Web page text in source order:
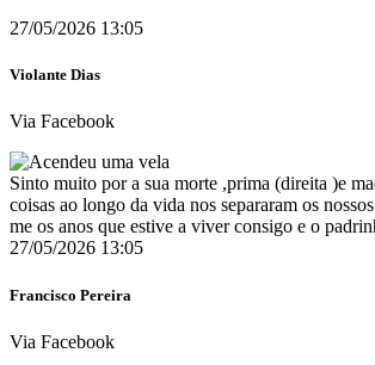
27/05/2026 13:05
Violante Dias
Via Facebook
Sinto muito por a sua morte ,prima (direita )e
coisas ao longo da vida nos separaram os
me os anos que estive a viver consigo e o
27/05/2026 13:05
Francisco Pereira
Via Facebook